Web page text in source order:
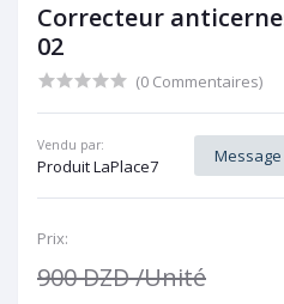
Correcteur
02
(0 Commentaires)
Vendu par:
Produit LaPlace7
Prix:
900 DZD/Unité